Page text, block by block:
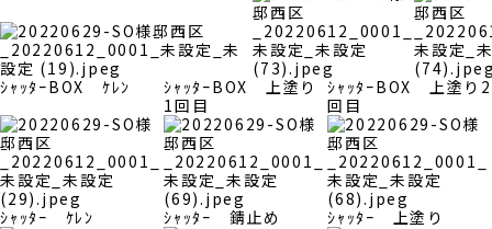
ｼｬｯﾀｰBOX ｹﾚﾝ
ｼｬｯﾀｰBOX 上塗り
1回目
ｼｬｯﾀｰBOX 上塗り2
回目
ｼｬｯﾀｰ ｹﾚﾝ ｼｬｯﾀｰ 錆止め ｼｬｯﾀｰ 上塗り